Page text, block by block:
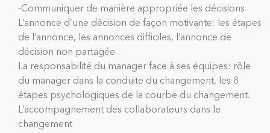
-Communiquer de manière appropriée les décisions
L’annonce d’une décision de façon motivante: les étapes
de l’annonce, les annonces difficiles, l’annonce de
décision non partagée.
La responsabilité du manager face à ses équipes: rôle
du manager dans la conduite du changement, les 8
étapes psychologiques de la courbe du changement.
L’accompagnement des collaborateurs dans le
changement